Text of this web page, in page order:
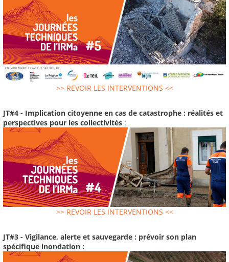
>> REVOIR LES INTERVENTIONS <<
JT#4 - Implication citoyenne en cas de catastrophe : réalités et
perspectives pour les collectivités :
>> REVOIR LES INTERVENTIONS <<
JT#3 - Vigilance, alerte et sauvegarde : prévoir son plan
spécifique inondation :